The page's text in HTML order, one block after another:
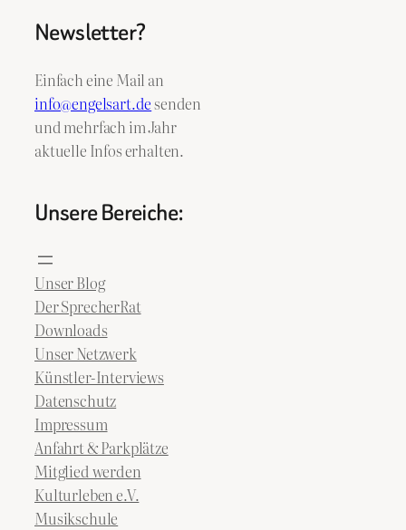
Newsletter?
Einfach eine Mail an
info@engelsart.desenden
und mehrfach im Jahr
aktuelle Infos erhalten.
Unsere Bereiche:
Unser Blog
Der SprecherRat
Downloads
Unser Netzwerk
Künstler-Interviews
Datenschutz
Impressum
Anfahrt & Parkplätze
Mitglied werden
Kulturleben e.V.
Musikschule